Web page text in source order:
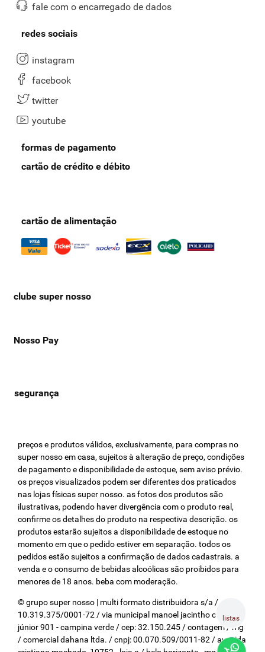
listas
fale com o encarregado de dados
redes sociais
instagram
facebook
twitter
youtube
formas de pagamento
cartão de crédito e débito
cartão de alimentação
clube super nosso
Nosso Pay
preços e produtos válidos, exclusivamente, para compras no
super nosso em casa, sujeitos à alteração de preço, condições
de pagamento e disponibilidade de estoque, sem aviso prévio.
os preços visualizados podem ser diferentes dos praticados
nas lojas físicas super nosso. as fotos dos produtos são
ilustrativas, podendo haver divergência com o produto real,
confirme os detalhes do produto na respectiva descrição. os
produtos estarão sujeitos a disponibilidade de estoque no
momento em que o pedido estiver em separação. todos os
pedidos estão sujeitos a confirmação de dados cadastrais. a
venda e o consumo de bebidas alcoólicas são proibidos para
menores de 18 anos. beba com moderação.
© grupo super nosso | multi formato distribuidora s/a / cnpj:
10.319.375/0001-72 / via municipal manoel jacintho coelho
júnior 901 - campina verde / cep: 32.150.245 / contagem / mg
/ comercial dahana ltda. / cnpj: 00.070.509/0011-82 / avenida